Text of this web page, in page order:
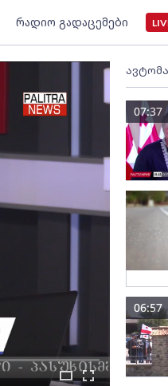
რადიო გადაცემები
07:37
06:57